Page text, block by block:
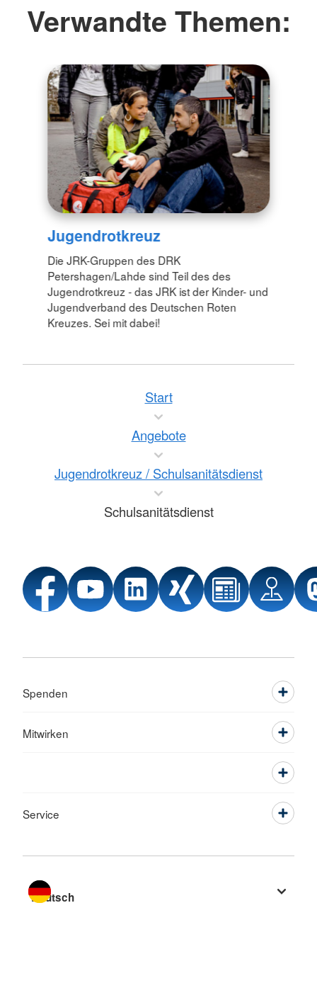
Verwandte Themen:
Jugendrotkreuz
Die JRK-Gruppen des DRK
Petershagen/Lahde sind Teil des des
Jugendrotkreuz - das JRK ist der Kinder- und
Jugendverband des Deutschen Roten
Kreuzes. Sei mit dabei!
Start
Angebote
Jugendrotkreuz / Schulsanitätsdienst
Schulsanitätsdienst
Spenden
Mitwirken
Service
Sprache wechseln zu